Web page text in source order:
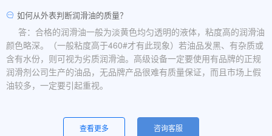
如何从外表判断润滑油的质量？
答：合格的润滑油一般为淡黄色均匀透明的液体，粘度高的润滑油
颜色略深。（一般粘度高于460#才有此现象）若油品发黑、有杂质或
含有水份，则可视为劣质润滑油。高级设备一定要使用有品牌的正规
润滑剂公司生产的油品，无品牌产品很难有质量保证，而且市场上假
油较多，一定要引起重视。
一般是润滑油质量问题，合格的润滑油使用中不应出现大量泡沫，
查看更多 咨询客服